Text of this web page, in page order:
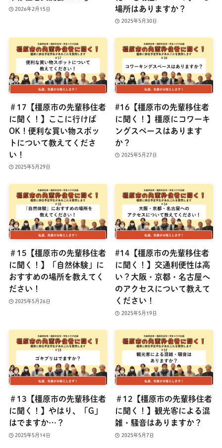
2026年2月15日
場所はありますか？
2025年5月30日
＃17【橿原市の先輩移住者
に聞く！】ここに行けば
OK！便利な買い物スポッ
トについて教えてくださ
い！
2025年5月29日
#16【橿原市の先輩移住者
に聞く！】橿原にコワーキ
ングスペースはあります
か？
2025年5月27日
＃15【橿原市の先輩移住者
に聞く！】「自然体験」に
おすすめの場所を教えてく
ださい！
2025年5月26日
#14【橿原市の先輩移住者
に聞く！】交通利便性は高
い？大阪・京都・名古屋へ
のアクセスについて教えて
ください！
2025年5月19日
＃13【橿原市の先輩移住者
に聞く！】やはり、「G」
はでますか…？
2025年5月14日
＃12【橿原市の先輩移住者
に聞く！】観光客による混
雑・騒音はありますか？
2025年5月7日